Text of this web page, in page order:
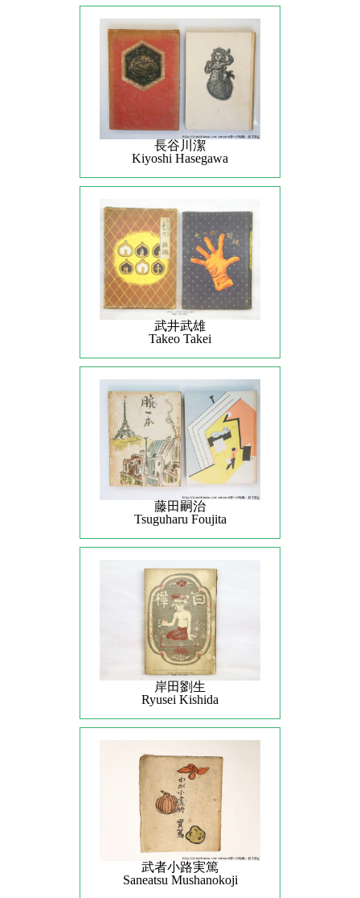
長谷川潔
Kiyoshi Hasegawa
武井武雄
Takeo Takei
藤田嗣治
Tsuguharu Foujita
岸田劉生
Ryusei Kishida
武者小路実篤
Saneatsu Mushanokoji